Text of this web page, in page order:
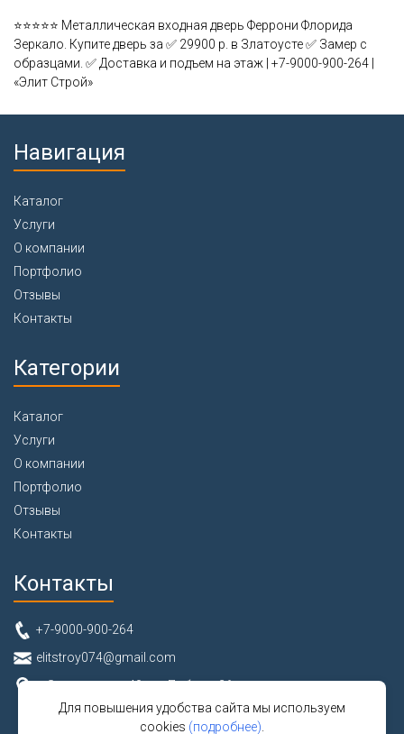
⭐⭐⭐⭐⭐ Металлическая входная дверь Феррони Флорида
Зеркало. Купите дверь за ✅ 29900 р. в Златоусте ✅ Замер с
образцами. ✅ Доставка и подъем на этаж | +7-9000-900-264 |
«Элит Строй»
Навигация
Каталог
Услуги
О компании
Портфолио
Отзывы
Контакты
Категории
Каталог
Услуги
О компании
Портфолио
Отзывы
Контакты
Контакты
+7-9000-900-264
elitstroy074@gmail.com
г. Златоуст, ул. 40 лет Победы, 26
Для повышения удобства сайта мы используем
cookies (подробнее)